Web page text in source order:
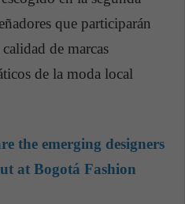
que participarán
de marcas
de la moda local
the emerging designers
at Bogotá Fashion